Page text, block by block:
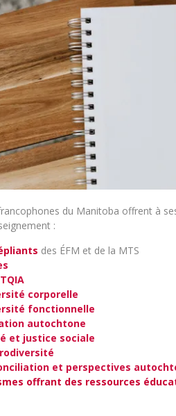
du Manitoba offrent à
:
des ÉFM et de la MTS
corporelle
fonctionnelle
autochtone
et justice sociale
et perspectives
offrant des ressources